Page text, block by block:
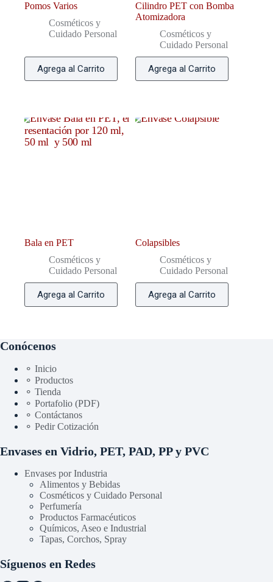
Pomos Varios
Cosméticos y
Cuidado Personal
Agrega al Carrito
Cilindro PET con Bomba
Atomizadora
Cosméticos y
Cuidado Personal
Agrega al Carrito
Bala en PET
Cosméticos y
Cuidado Personal
Agrega al Carrito
Colapsibles
Cosméticos y
Cuidado Personal
Agrega al Carrito
Conócenos
⚬ Inicio
⚬ Productos
⚬ Tienda
⚬ Portafolio (PDF)
⚬ Contáctanos
⚬ Pedir Cotización
Envases en Vidrio, PET, PAD, PP y PVC
Envases por Industria
Alimentos y Bebidas
Cosméticos y Cuidado Personal
Perfumería
Productos Farmacéuticos
Químicos, Aseo e Industrial
Tapas, Corchos, Spray
Síguenos en Redes